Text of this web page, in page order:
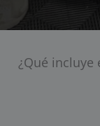
¿Qué incluye